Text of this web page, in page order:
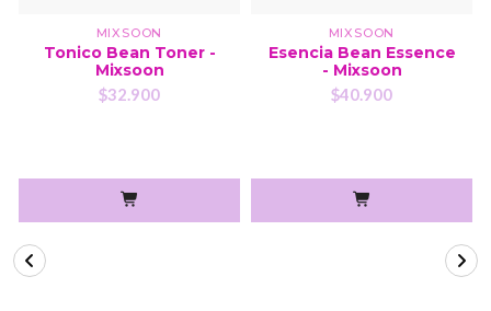
MIXSOON
Tonico Bean Toner -
Mixsoon
$32.900
MIXSOON
Esencia Bean Essence
- Mixsoon
$40.900